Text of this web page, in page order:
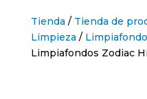
Tienda / Tienda de
Limpieza /
Limpiafondos Zodiac